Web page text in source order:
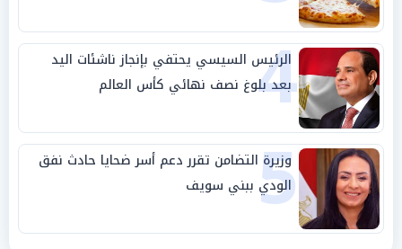
4
الرئيس السيسي يحتفي بإنجاز ناشئات اليد
بعد بلوغ نصف نهائي كأس العالم
5
وزيرة التضامن تقرر دعم أسر ضحايا حادث نفق
الودي ببني سويف